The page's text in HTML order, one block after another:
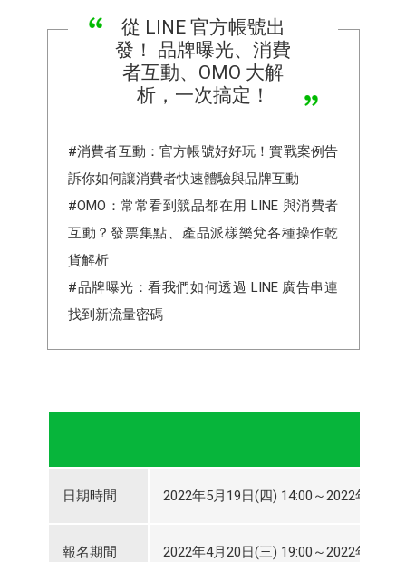
從 LINE 官方帳號出
發！ 品牌曝光、消費
者互動、OMO 大解
析，一次搞定！
#消費者互動：官方帳號好好玩！實戰案例告
訴你如何讓消費者快速體驗與品牌互動
#OMO：常常看到競品都在用 LINE 與消費者
互動？發票集點、產品派樣樂兌各種操作乾
貨解析
#品牌曝光：看我們如何透過 LINE 廣告串連
找到新流量密碼
日期時間 2022年5月19日(四) 14:00～2022年5月
報名期間 2022年4月20日(三) 19:00～2022年5月